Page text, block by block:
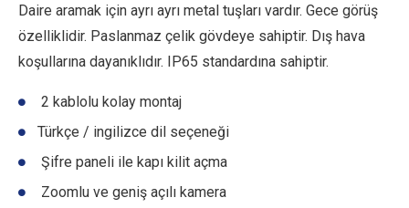
Daire aramak için ayrı ayrı metal tuşları vardır. Gece görüş
özelliklidir. Paslanmaz çelik gövdeye sahiptir. Dış hava
koşullarına dayanıklıdır. IP65 standardına sahiptir.
2 kablolu kolay montaj
Türkçe / ingilizce dil seçeneği
Şifre paneli ile kapı kilit açma
Zoomlu ve geniş açılı kamera